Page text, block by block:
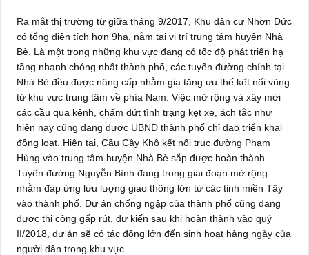
Ra mắt thị trường từ giữa tháng 9/2017, Khu dân cư Nhơn Đức
có tổng diện tích hơn 9ha, nằm tại vị trí trung tâm huyện Nhà
Bè. Là một trong những khu vực đang có tốc độ phát triển hạ
tầng nhanh chóng nhất thành phố, các tuyến đường chính tại
Nhà Bè đều được nâng cấp nhằm gia tăng ưu thế kết nối vùng
từ khu vực trung tâm về phía Nam. Việc mở rộng và xây mới
các cầu qua kênh, chấm dứt tình trạng kẹt xe, ách tắc như
hiện nay cũng đang được UBND thành phố chỉ đạo triển khai
đồng loạt. Hiện tại, Cầu Cây Khô kết nối trục đường Phạm
Hùng vào trung tâm huyện Nhà Bè sắp được hoàn thành.
Tuyến đường Nguyễn Bình đang trong giai đoạn mở rộng
nhằm đáp ứng lưu lượng giao thông lớn từ các tỉnh miền Tây
vào thành phố. Dự án chống ngập của thành phố cũng đang
được thi công gấp rút, dự kiến sau khi hoàn thành vào quý
II/2018, dự án sẽ có tác động lớn đến sinh hoạt hàng ngày của
người dân trong khu vực.